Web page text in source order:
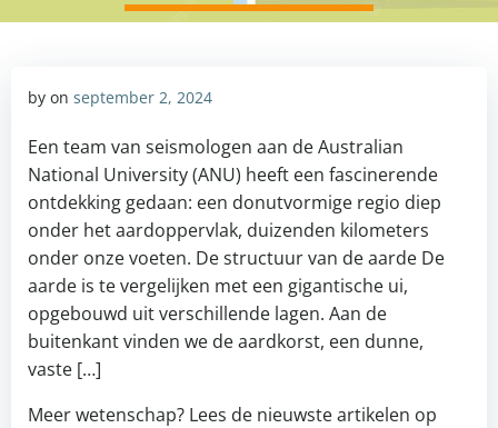
by on september 2, 2024
Een team van seismologen aan de Australian
National University (ANU) heeft een fascinerende
ontdekking gedaan: een donutvormige regio diep
onder het aardoppervlak, duizenden kilometers
onder onze voeten. De structuur van de aarde De
aarde is te vergelijken met een gigantische ui,
opgebouwd uit verschillende lagen. Aan de
buitenkant vinden we de aardkorst, een dunne,
vaste […]
Meer wetenschap? Lees de nieuwste artikelen op